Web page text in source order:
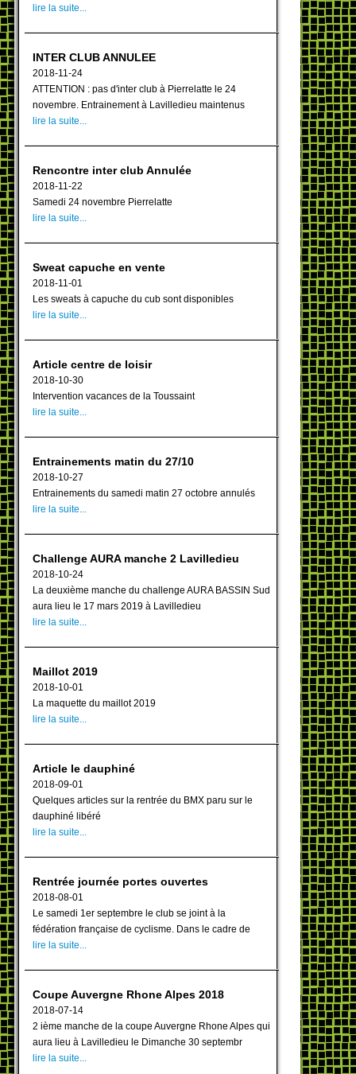
lire la suite...
INTER CLUB ANNULEE
2018-11-24
ATTENTION : pas d'inter club à Pierrelatte le 24
novembre. Entrainement à Lavilledieu maintenus
lire la suite...
Rencontre inter club Annulée
2018-11-22
Samedi 24 novembre Pierrelatte
lire la suite...
Sweat capuche en vente
2018-11-01
Les sweats à capuche du cub sont disponibles
lire la suite...
Article centre de loisir
2018-10-30
Intervention vacances de la Toussaint
lire la suite...
Entrainements matin du 27/10
2018-10-27
Entrainements du samedi matin 27 octobre annulés
lire la suite...
Challenge AURA manche 2 Lavilledieu
2018-10-24
La deuxième manche du challenge AURA BASSIN Sud
aura lieu le 17 mars 2019 à Lavilledieu
lire la suite...
Maillot 2019
2018-10-01
La maquette du maillot 2019
lire la suite...
Article le dauphiné
2018-09-01
Quelques articles sur la rentrée du BMX paru sur le
dauphiné libéré
lire la suite...
Rentrée journée portes ouvertes
2018-08-01
Le samedi 1er septembre le club se joint à la
fédération française de cyclisme. Dans le cadre de
lire la suite...
Coupe Auvergne Rhone Alpes 2018
2018-07-14
2 ième manche de la coupe Auvergne Rhone Alpes qui
aura lieu à Lavilledieu le Dimanche 30 septembr
lire la suite...